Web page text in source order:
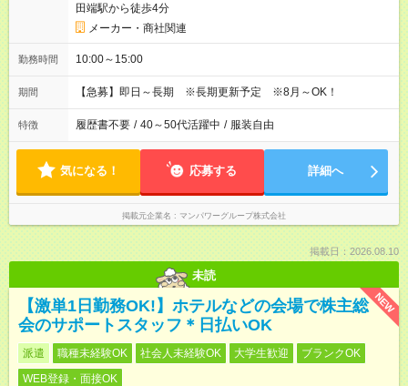
田端駅から徒歩4分
メーカー・商社関連
勤務時間 10:00～15:00
期間 【急募】即日～長期 ※長期更新予定 ※8月～OK！
特徴 履歴書不要 / 40～50代活躍中 / 服装自由
気になる！ 応募する 詳細へ
掲載元企業名 マンパワーグループ株式会社
掲載日：2026.08.10
未読
NEW
【激単1日勤務OK!】ホテルなどの会場で株主総
会のサポートスタッフ＊日払いOK
派遣 職種未経験OK 社会人未経験OK 大学生歓迎
ブランクOK
WEB登録・面接OK